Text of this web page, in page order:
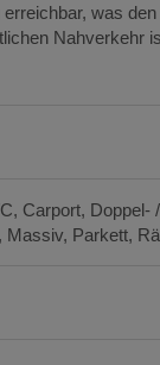
was
Nahverkehr
Carport Doppel-
Massiv Parkett